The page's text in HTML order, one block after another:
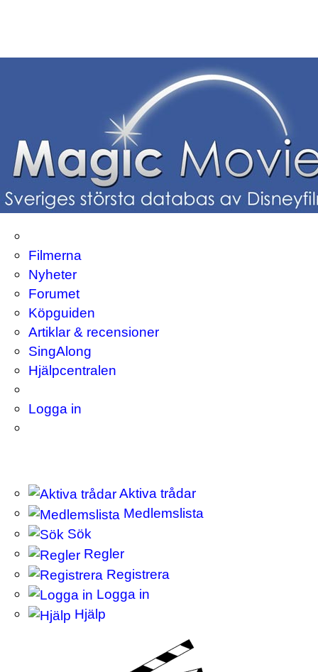
Filmerna
Nyheter
Forumet
Köpguiden
Artiklar & recensioner
SingAlong
Hjälpcentralen
Logga in
Aktiva trådar
Medlemslista
Sök
Regler
Registrera
Logga in
Hjälp